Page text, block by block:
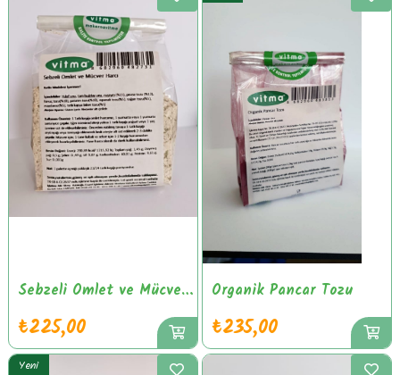
Sebzeli Omlet ve Mücver Harcı
₺225,00
Organik Pancar Tozu
₺235,00
Yeni